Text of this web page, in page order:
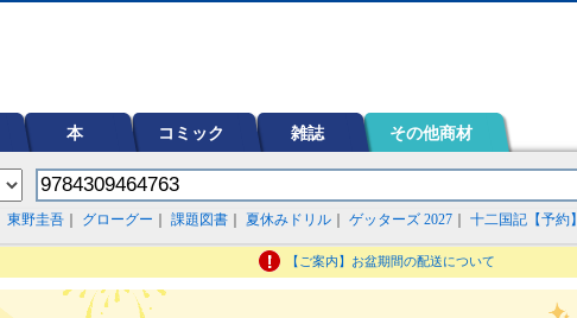
本 コミック 雑誌 その他商材
東野圭吾 グローグー 課題図書 夏休みドリル ゲッターズ 2027 十二国記【予約】
【ご案内】お盆期間の配送について